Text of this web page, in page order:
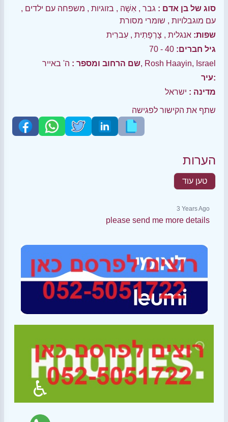
סוג של בן אדם : גבר , אִשָׁה , בזוגיות , משפחה עם ילדים ,
עם מוגבלויות , שומרי מסורת
שפות: אנגלית , צָרְפָתִית , עִברִית
גיל חברים: 40 - 70
שם הרחוב ומספר :ה' באייר, Rosh Haayin, Israel
עיר:
מדינה : ישראל
שתף את הקישור לפגישה
הערות
טען עוד
3 Years Ago
please send me more details
♿